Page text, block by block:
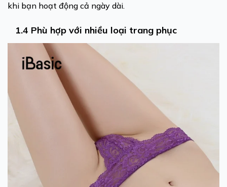
khi bạn hoạt động cả ngày dài.
1.4 Phù hợp với nhiều loại trang phục